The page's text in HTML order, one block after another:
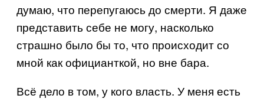
думаю, что перепугаюсь до смерти. Я даже
представить себе не могу, насколько
страшно было бы то, что происходит со
мной как официанткой, но вне бара.
Всё дело в том, у кого власть. У меня есть